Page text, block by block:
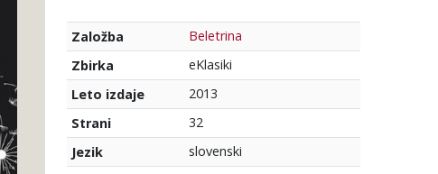
Založba
Beletrina
Zbirka
eKlasiki
Leto izdaje
2013
Strani
32
Jezik
slovenski